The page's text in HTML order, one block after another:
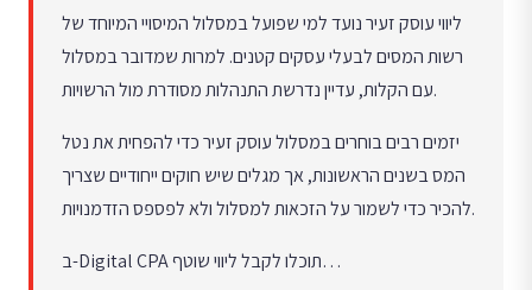
ליווי עוסק זעיר נועד למי שפועל במסלול המיסויי המיוחד של
רשות המסים לבעלי עסקים קטנים. למרות שמדובר במסלול
עם הקלות, עדיין נדרשת התנהלות מסודרת מול הרשויות.
יזמים רבים בוחרים במסלול עוסק זעיר כדי להפחית את נטל
המס בשנים הראשונות, אך מגלים שיש חוקים ייחודיים שצריך
להכיר כדי לשמור על הזכאות למסלול ולא לפספס הזדמנויות.
ב-Digital CPA תוכלו לקבל ליווי שוטף…